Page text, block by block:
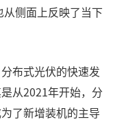
侧面上反映了当下
布式光伏的快速发
从2021年开始，分
了新增装机的主导